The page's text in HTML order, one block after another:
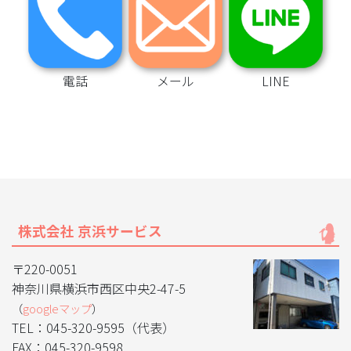
電話 メール LINE
株式会社 京浜サービス
〒220-0051
神奈川県横浜市西区中央2-47-5
（googleマップ）
TEL：045-320-9595（代表）